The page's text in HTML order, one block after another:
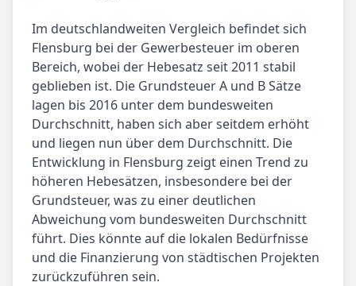
Im deutschlandweiten Vergleich befindet sich
Flensburg bei der Gewerbesteuer im oberen
Bereich, wobei der Hebesatz seit 2011 stabil
geblieben ist. Die Grundsteuer A und B Sätze
lagen bis 2016 unter dem bundesweiten
Durchschnitt, haben sich aber seitdem erhöht
und liegen nun über dem Durchschnitt. Die
Entwicklung in Flensburg zeigt einen Trend zu
höheren Hebesätzen, insbesondere bei der
Grundsteuer, was zu einer deutlichen
Abweichung vom bundesweiten Durchschnitt
führt. Dies könnte auf die lokalen Bedürfnisse
und die Finanzierung von städtischen Projekten
zurückzuführen sein.